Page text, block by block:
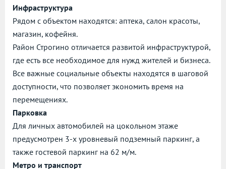
Инфраструктура
Рядом с объектом находятся: аптека, салон красоты,
магазин, кофейня.
Район Строгино отличается развитой инфраструктурой,
где есть все необходимое для нужд жителей и бизнеса.
Все важные социальные объекты находятся в шаговой
доступности, что позволяет экономить время на
перемещениях.
Парковка
Для личных автомобилей на цокольном этаже
предусмотрен 3-х уровневый подземный паркинг, а
также гостевой паркинг на 62 м/м.
Метро и транспорт